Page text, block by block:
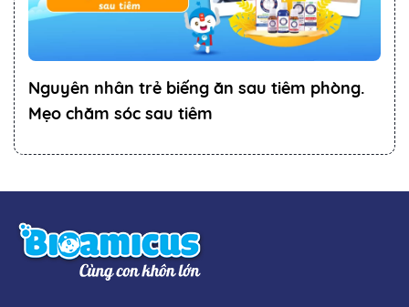
Nguyên nhân trẻ biếng ăn sau tiêm phòng.
Mẹo chăm sóc sau tiêm